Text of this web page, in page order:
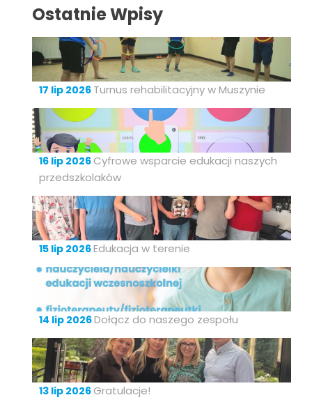
Ostatnie Wpisy
17 lip 2026 Turnus rehabilitacyjny w Muszynie
16 lip 2026 Cyfrowe wsparcie edukacji naszych
przedszkolaków
15 lip 2026Edukacja w terenie
14 lip 2026Dołącz do naszego zespołu
13 lip 2026 Gratulacje!